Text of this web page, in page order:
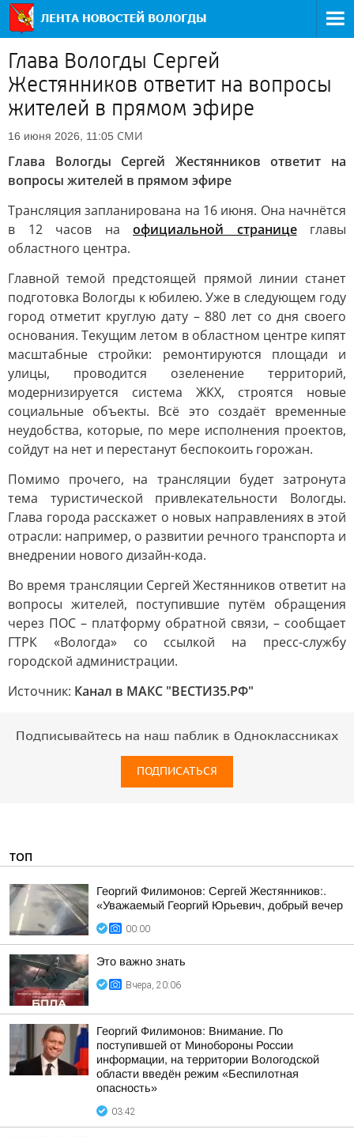
Глава Вологды Сергей
Жестянников ответит на вопросы
жителей в прямом эфире
16 июня 2026, 11:05 СМИ
Глава Вологды Сергей Жестянников ответит на
вопросы жителей в прямом эфире
Трансляция запланирована на 16 июня. Она начнётся
в 12 часов на официальной страницеглавы
областного центра.
Главной темой предстоящей прямой линии станет
подготовка Вологды к юбилею. Уже в следующем году
город отметит круглую дату – 880 лет со дня своего
основания. Текущим летом в областном центре кипят
масштабные стройки: ремонтируются площади и
улицы, проводится озеленение территорий,
модернизируется система ЖКХ, строятся новые
социальные объекты. Всё это создаёт временные
неудобства, которые, по мере исполнения проектов,
сойдут на нет и перестанут беспокоить горожан.
Помимо прочего, на трансляции будет затронута
тема туристической привлекательности Вологды.
Глава города расскажет о новых направлениях в этой
отрасли: например, о развитии речного транспорта и
внедрении нового дизайн-кода.
Во время трансляции Сергей Жестянников ответит на
вопросы жителей, поступившие путём обращения
через ПОС – платформу обратной связи, – сообщает
ГТРК «Вологда» со ссылкой на пресс-службу
городской администрации.
Источник: Канал в МАКС "ВЕСТИ35.РФ"
Подписывайтесь на наш паблик в Одноклассниках
ПОДПИСАТЬСЯ
ТОП
Георгий Филимонов: Сергей Жестянников:.
«Уважаемый Георгий Юрьевич, добрый вечер
00:00
Это важно знать
Вчера, 20:06
Георгий Филимонов: Внимание. По
поступившей от Минобороны России
информации, на территории Вологодской
области введён режим «Беспилотная
опасность»
03:42